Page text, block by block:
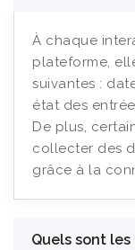
À chaque
plateforme,
suivantes :
état des
De plus,
collecter des
grâce à la
Quels sont